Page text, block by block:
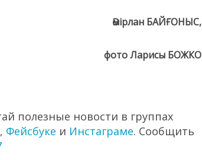
Әмірлан БАЙҒОНЫС,
фото Ларисы БОЖКО
полезные новости в группах
, Фейсбуке и Инстаграме. Сообщить